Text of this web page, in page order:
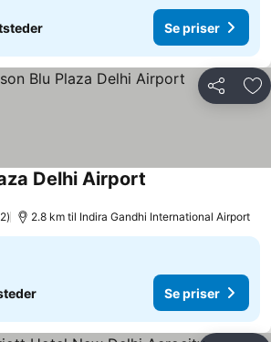
Se priser
Del
Delhi Airport
2.8 km til Indira Gandhi International Airport
Se priser